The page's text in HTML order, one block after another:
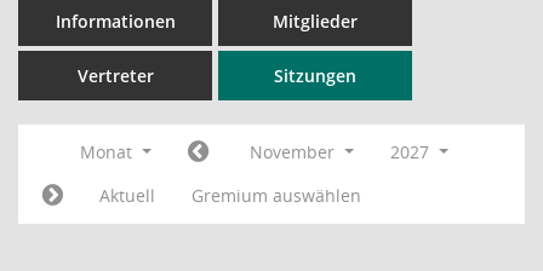
Informationen Mitglieder
Vertreter Sitzungen
Monat November
2027
Aktuell
Gremium auswählen